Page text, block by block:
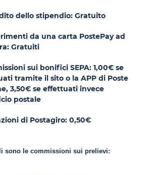
dello stipendio: Gratuito
da una carta PostePay ad
Gratuiti
sui bonifici SEPA: 1,00€ se
tramite il sito o la APP di Poste
3,50€ se effettuati invece
postale
di Postagiro: 0,50€
sono le commissioni sui prelievi: